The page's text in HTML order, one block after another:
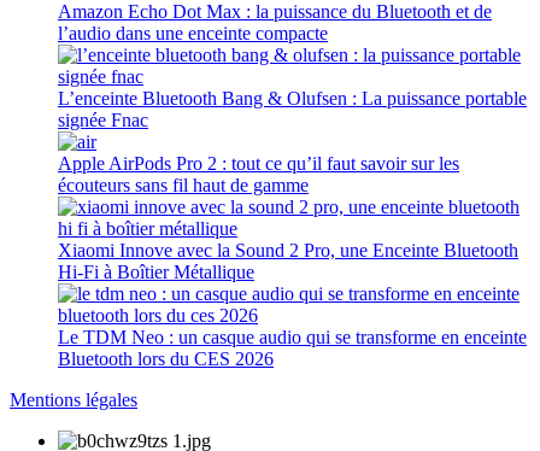
Amazon Echo Dot Max : la puissance du Bluetooth et de
l’audio dans une enceinte compacte
L’enceinte Bluetooth Bang & Olufsen : La puissance portable
signée Fnac
Apple AirPods Pro 2 : tout ce qu’il faut savoir sur les
écouteurs sans fil haut de gamme
Xiaomi Innove avec la Sound 2 Pro, une Enceinte Bluetooth
Hi-Fi à Boîtier Métallique
Le TDM Neo : un casque audio qui se transforme en enceinte
Bluetooth lors du CES 2026
Mentions légales